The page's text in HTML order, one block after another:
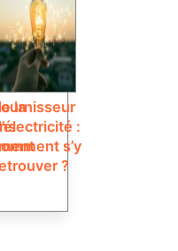
la
:
s’y
?